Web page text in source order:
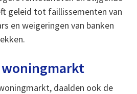
geleid tot faillissementen van
en weigeringen van banken
daalden ook de